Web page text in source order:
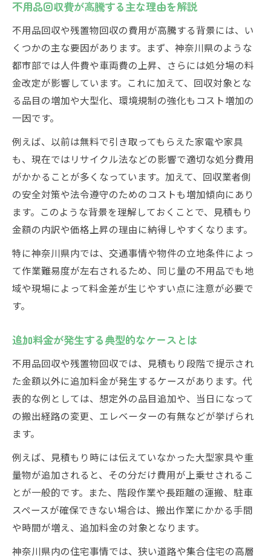
不用品回収費が高騰する主な理由を解説
不用品回収や残置物回収の費用が高騰する背景には、い
くつかの主な要因があります。まず、神奈川県のような
都市部では人件費や車両費の上昇、さらには処分場の料
金改定が影響しています。これに加えて、回収対象とな
る品目の増加や大型化、環境規制の強化もコスト増加の
一因です。
例えば、以前は無料で引き取ってもらえた家電や家具
も、現在ではリサイクル法などの影響で適切な処分費用
がかかることが多くなっています。加えて、回収業者側
の安全対策や法令遵守のためのコストも増加傾向にあり
ます。このような背景を理解しておくことで、見積もり
金額の内訳や価格上昇の理由に納得しやすくなります。
特に神奈川県内では、交通事情や物件の立地条件によっ
て作業難易度が左右されるため、同じ量の不用品でも地
域や現場によって料金差が生じやすい点に注意が必要で
す。
追加料金が発生する典型的なケースとは
不用品回収や残置物回収では、見積もり段階で提示され
た金額以外に追加料金が発生するケースがあります。代
表的な例としては、想定外の品目追加や、当日になって
の搬出経路の変更、エレベーターの有無などが挙げられ
ます。
例えば、見積もり時には伝えていなかった大型家具や重
量物が追加されると、その分だけ費用が上乗せされるこ
とが一般的です。また、階段作業や長距離の運搬、駐車
スペースが確保できない場合は、搬出作業にかかる手間
や時間が増え、追加料金の対象となります。
神奈川県内の住宅事情では、狭い道路や集合住宅の高層